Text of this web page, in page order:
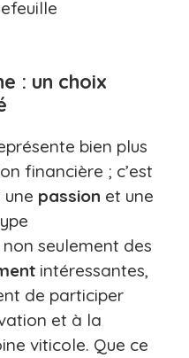
: un choix
bien plus
financière ; c’est
passion et une
seulement des
intéressantes,
de participer
et à la
viticole. Que ce